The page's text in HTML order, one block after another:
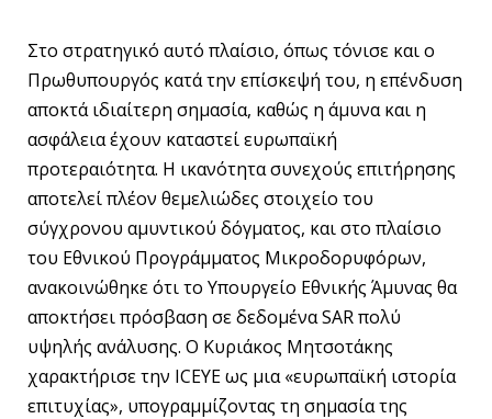
Στο στρατηγικό αυτό πλαίσιο, όπως τόνισε και ο
Πρωθυπουργός κατά την επίσκεψή του, η επένδυση
αποκτά ιδιαίτερη σημασία, καθώς η άμυνα και η
ασφάλεια έχουν καταστεί ευρωπαϊκή
προτεραιότητα. Η ικανότητα συνεχούς επιτήρησης
αποτελεί πλέον θεμελιώδες στοιχείο του
σύγχρονου αμυντικού δόγματος, και στο πλαίσιο
του Εθνικού Προγράμματος Μικροδορυφόρων,
ανακοινώθηκε ότι το Υπουργείο Εθνικής Άμυνας θα
αποκτήσει πρόσβαση σε δεδομένα SAR πολύ
υψηλής ανάλυσης. Ο Κυριάκος Μητσοτάκης
χαρακτήρισε την ICEYE ως μια «ευρωπαϊκή ιστορία
επιτυχίας», υπογραμμίζοντας τη σημασία της